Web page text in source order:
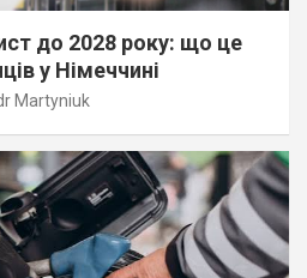
до 2028 року: що це
у Німеччині
Martyniuk